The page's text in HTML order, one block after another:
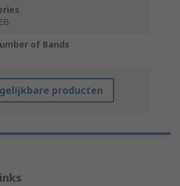
of Bands
producten